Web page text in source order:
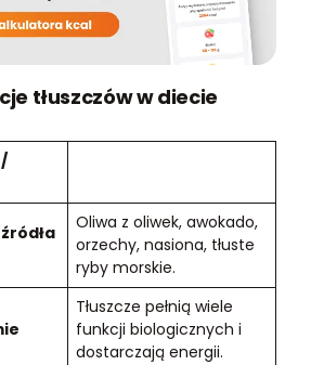
tłuszczów w diecie
Oliwa z oliwek, awokado,
orzechy, nasiona, tłuste
ryby morskie.
Tłuszcze pełnią wiele
funkcji biologicznych i
dostarczają energii.